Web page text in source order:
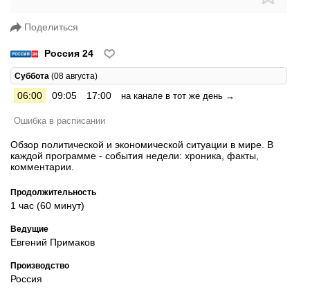
Поделиться
Россия 24
Суббота (08 августа)
06:00 09:05 17:00 на канале в тот же день →
Ошибка в расписании
Обзор политической и экономической ситуации в мире. В
каждой программе - события недели: хроника, факты,
комментарии.
Продолжительность
1 час (60 минут)
Ведущие
Евгений Примаков
Производство
Россия